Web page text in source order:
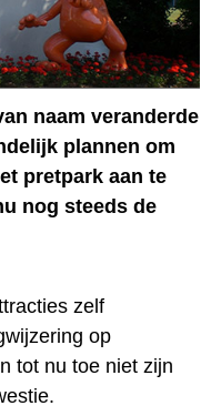
naam veranderde
plannen om
pretpark aan te
nog steeds de
zelf
op
tot nu toe niet zijn